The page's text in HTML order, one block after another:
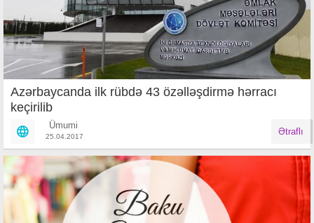
Azərbaycanda ilk rübdə 43 özəlləşdirmə hərracı
keçirilib
Ümumi
25.04.2017 Ətraflı